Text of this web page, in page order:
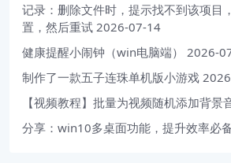
记录：删除文件时，提示找不到该项目
置，然后重试 2026-07-14
健康提醒小闹钟（win电脑端）
2026-
制作了一款五子连珠单机版小游戏
【视频教程】批量为视频随机添加背景
分享：win10多桌面功能，提升效率必